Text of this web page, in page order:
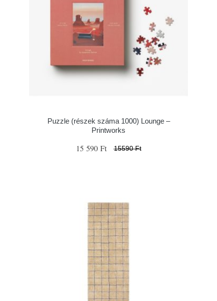
Puzzle (részek száma 1000) Lounge –
Printworks
15 590 Ft 15590 Ft